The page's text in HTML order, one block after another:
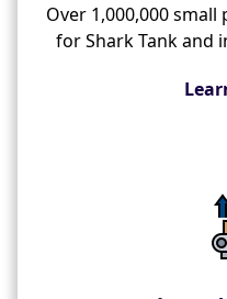
Over 1,000,000
for Shark Tank and